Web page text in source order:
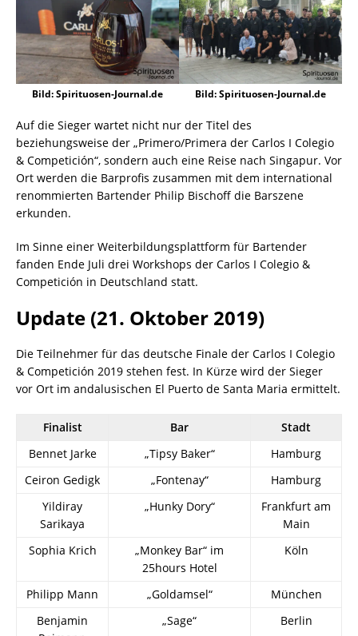
Bild: Spirituosen-Journal.de Bild: Spirituosen-Journal.de
Auf die Sieger wartet nicht nur der Titel des
beziehungsweise der „Primero/Primera der Carlos I Colegio
& Competición“, sondern auch eine Reise nach Singapur. Vor
Ort werden die Barprofis zusammen mit dem international
renommierten Bartender Philip Bischoff die Barszene
erkunden.
Im Sinne einer Weiterbildungsplattform für Bartender
fanden Ende Juli drei Workshops der Carlos I Colegio &
Competición in Deutschland statt.
Update (21. Oktober 2019)
Die Teilnehmer für das deutsche Finale der Carlos I Colegio
& Competición 2019 stehen fest. In Kürze wird der Sieger
vor Ort im andalusischen El Puerto de Santa Maria ermittelt.
Finalist Bar
Stadt
Bennet Jarke
„Tipsy Baker“
Hamburg
Ceiron Gedigk
„Fontenay“
Hamburg
Yildiray
Sarikaya
„Hunky Dory“
Frankfurt am
Main
Sophia Krich
„Monkey Bar“ im
25hours Hotel
Köln
Philipp Mann „Goldamsel“
München
Benjamin
„Sage“ Berlin